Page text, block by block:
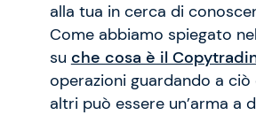
alla tua in cerca di
Come abbiamo spiegato
su che cosa è il
operazioni guardando a ciò
altri può essere un’arma a